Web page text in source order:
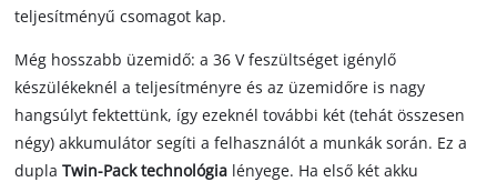
teljesítményű csomagot kap.
Még hosszabb üzemidő: a 36 V feszültséget igénylő
készülékeknél a teljesítményre és az üzemidőre is nagy
hangsúlyt fektettünk, így ezeknél további két (tehát összesen
négy) akkumulátor segíti a felhasználót a munkák során. Ez a
duplaTwin-Pack technológia lényege. Ha első két akku